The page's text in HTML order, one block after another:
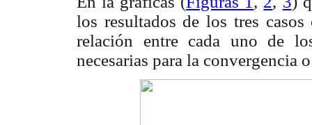
los resultados de los tres
relación entre cada uno de
necesarias para la convergencia